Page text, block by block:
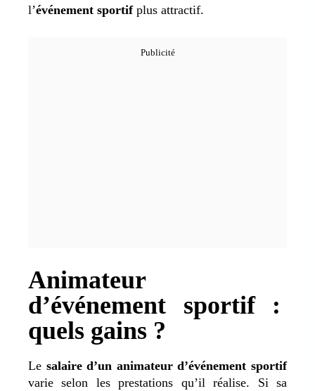
l’événement sportifplus attractif.
Animateur
d’événement sportif :
quels gains ?
Le salaire d’un animateur d’événement sportif
varie selon les prestations qu’il réalise. Si sa